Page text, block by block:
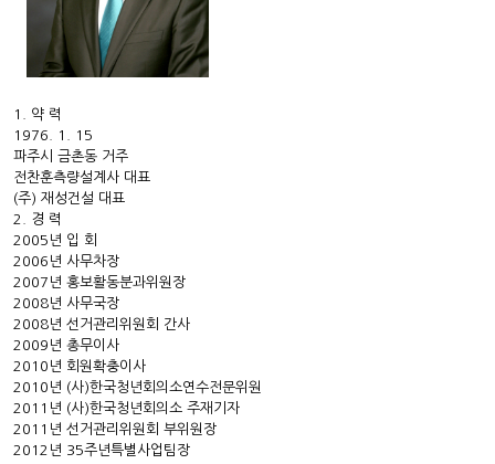
1. 약 력
1976. 1. 15
파주시 금촌동 거주
전찬훈측량설계사 대표
(주) 재성건설 대표
2. 경 력
2005년 입 회
2006년 사무차장
2007년 홍보활동분과위원장
2008년 사무국장
2008년 선거관리위원회 간사
2009년 총무이사
2010년 회원확충이사
2010년 (사)한국청년회의소연수전문위원
2011년 (사)한국청년회의소 주재기자
2011년 선거관리위원회 부위원장
2012년 35주년특별사업팀장